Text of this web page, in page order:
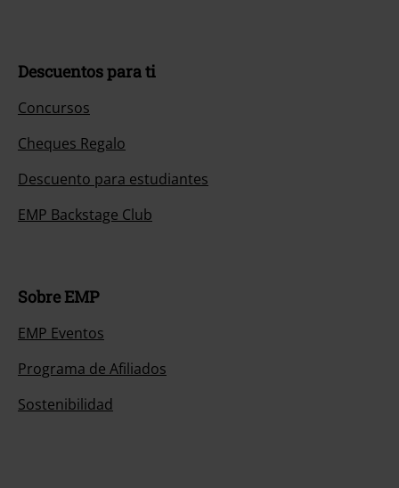
Descuentos para ti
Concursos
Cheques Regalo
Descuento para estudiantes
EMP Backstage Club
Sobre EMP
EMP Eventos
Programa de Afiliados
Sostenibilidad